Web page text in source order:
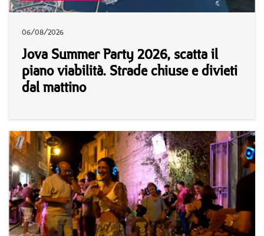
06/08/2026
Jova Summer Party 2026, scatta il
piano viabilità. Strade chiuse e divieti
dal mattino